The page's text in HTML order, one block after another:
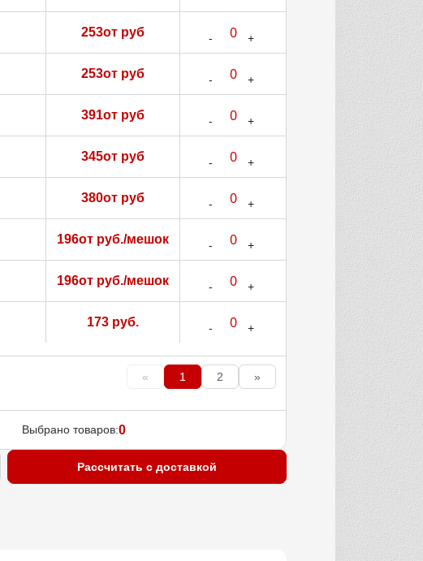
253от руб
253от руб
391от руб
345от руб
380от руб
196от руб./мешок
196от руб./мешок
173 руб.
« 1 2 »
Выбрано товаров:0
Рассчитать с доставкой